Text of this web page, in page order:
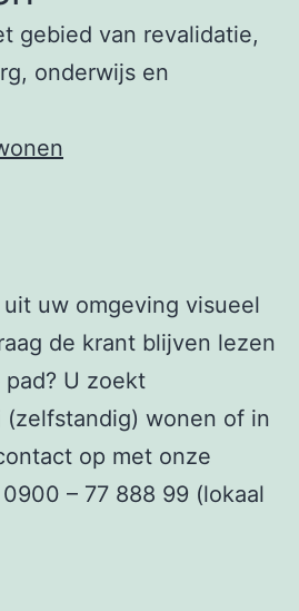
gebied van revalidatie,
onderwijs en
uw omgeving visueel
de krant blijven lezen
U zoekt
wonen of in
op met onze
– 77 888 99 (lokaal